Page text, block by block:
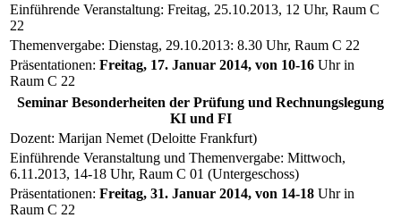
Einführende Veranstaltung: Freitag, 25.10.2013, 12 Uhr, Raum C
22
Themenvergabe: Dienstag, 29.10.2013: 8.30 Uhr, Raum C 22
Präsentationen: Freitag, 17. Januar 2014, von 10-16 Uhr in
Raum C 22
Seminar Besonderheiten der Prüfung und Rechnungslegung
KI und FI
Dozent: Marijan Nemet (Deloitte Frankfurt)
Einführende Veranstaltung und Themenvergabe: Mittwoch,
6.11.2013, 14-18 Uhr, Raum C 01 (Untergeschoss)
Präsentationen: Freitag, 31. Januar 2014, von 14-18 Uhr in
Raum C 22